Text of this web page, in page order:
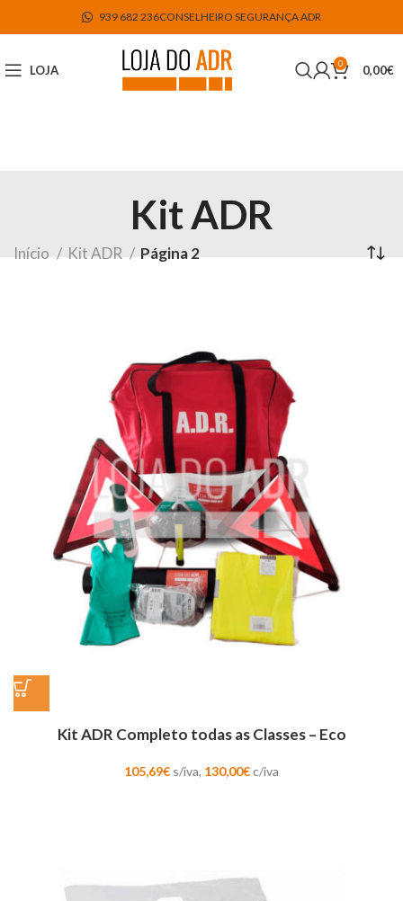
939 682 236CONSELHEIRO SEGURANÇA ADR
LOJA 0 0,00€
Kit ADR
Início Kit ADR Página 2
Kit ADR Completo todas as Classes – Eco
105,69€ s/iva, 130,00€c/iva